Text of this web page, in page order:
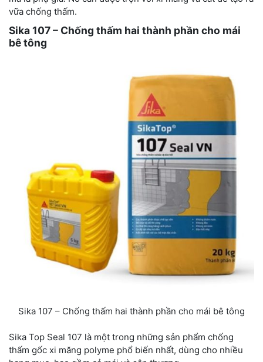
vữa chống thấm.
Sika 107 – Chống thấm hai thành phần cho mái
bê tông
Sika 107 – Chống thấm hai thành phần cho mái bê tông
Sika Top Seal 107 là một trong những sản phẩm chống
thấm gốc xi măng polyme phổ biến nhất, dùng cho nhiều